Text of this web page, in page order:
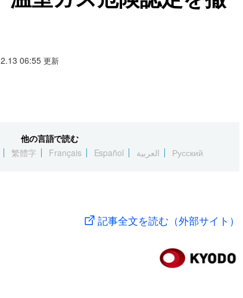
06:55 更新
他の言語で読む
繁體字 Français Español العربية Русский
記事全文を読む（外部サイト）